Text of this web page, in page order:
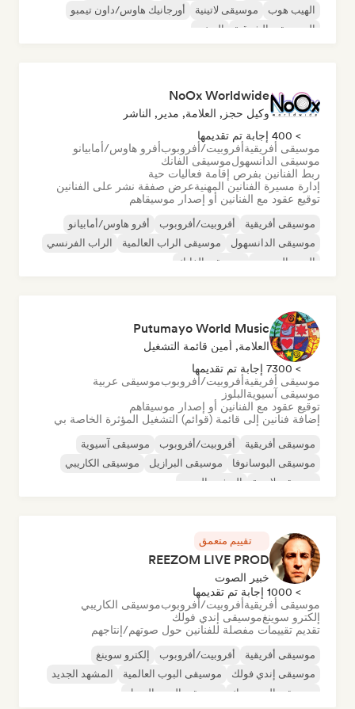
الهيب هوب موسيقى لاتينية
أورجانيك هاوس/داون تيمبو
الموسيقى الشرقية
الريغي
NoOx Worldwide
وكيل حجز, العلامة, مدير, الناشر
> 400 إجابة تم تقديمها
موسيقى أفريقيةأفروبيت/أفروبوبأفرو هاوس/أمابيانو
موسيقى الدانسهولموسيقى الفانك
ربط الفنانين بفرص إقامة فعاليات حية
إدارة مسيرة الفنانين المهنيةعرض صفقة نشر على الفنانين
توقيع عقود مع الفنانين أو إصدار موسيقاهم
موسيقى أفريقية أفروبيت/أفروبوب
أفرو هاوس/أمابيانو
موسيقى الدانسهول
موسيقى الراب العالمية
الراب الفرنسي
البوب الحضري
موسيقى الفانك
Putumayo World Music
العلامة, أمين قائمة التشغيل
> 7300 إجابة تم تقديمها
موسيقى أفريقيةأفروبيت/أفروبوبموسيقى عربية
موسيقى آسيويةالبلوز
توقيع عقود مع الفنانين أو إصدار موسيقاهم
إضافة فنانين إلى قائمة (قوائم) التشغيل المؤثرة الخاصة بي
موسيقى أفريقية أفروبيت/أفروبوب
موسيقى آسيوية
موسيقى البوسانوفا
موسيقى البرازيل
موسيقى الكاريبي
موسيقى لاتينية
المشهد الجديد
تقييم متعمق
REEZOM LIVE PROD
خبير الصوت
> 1000 إجابة تم تقديمها
موسيقى أفريقيةأفروبيت/أفروبوبموسيقى الكاريبي
إلكترو سوينغموسيقى إندي فولك
تقديم تقييمات مفصلة للفنانين حول صوتهم/إنتاجهم
موسيقى أفريقية أفروبيت/أفروبوب
إلكترو سوينغ
موسيقى إندي فولك
موسيقى البوب العالمية
المشهد الجديد
موسيقى البوب روك
موسيقى البوب السول